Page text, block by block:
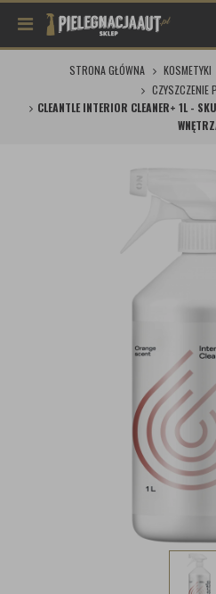
STRONA GŁÓWNA KOSMETYKI
CZYSZCZENIE
CLEANTLE INTERIOR CLEANER+ 1L -